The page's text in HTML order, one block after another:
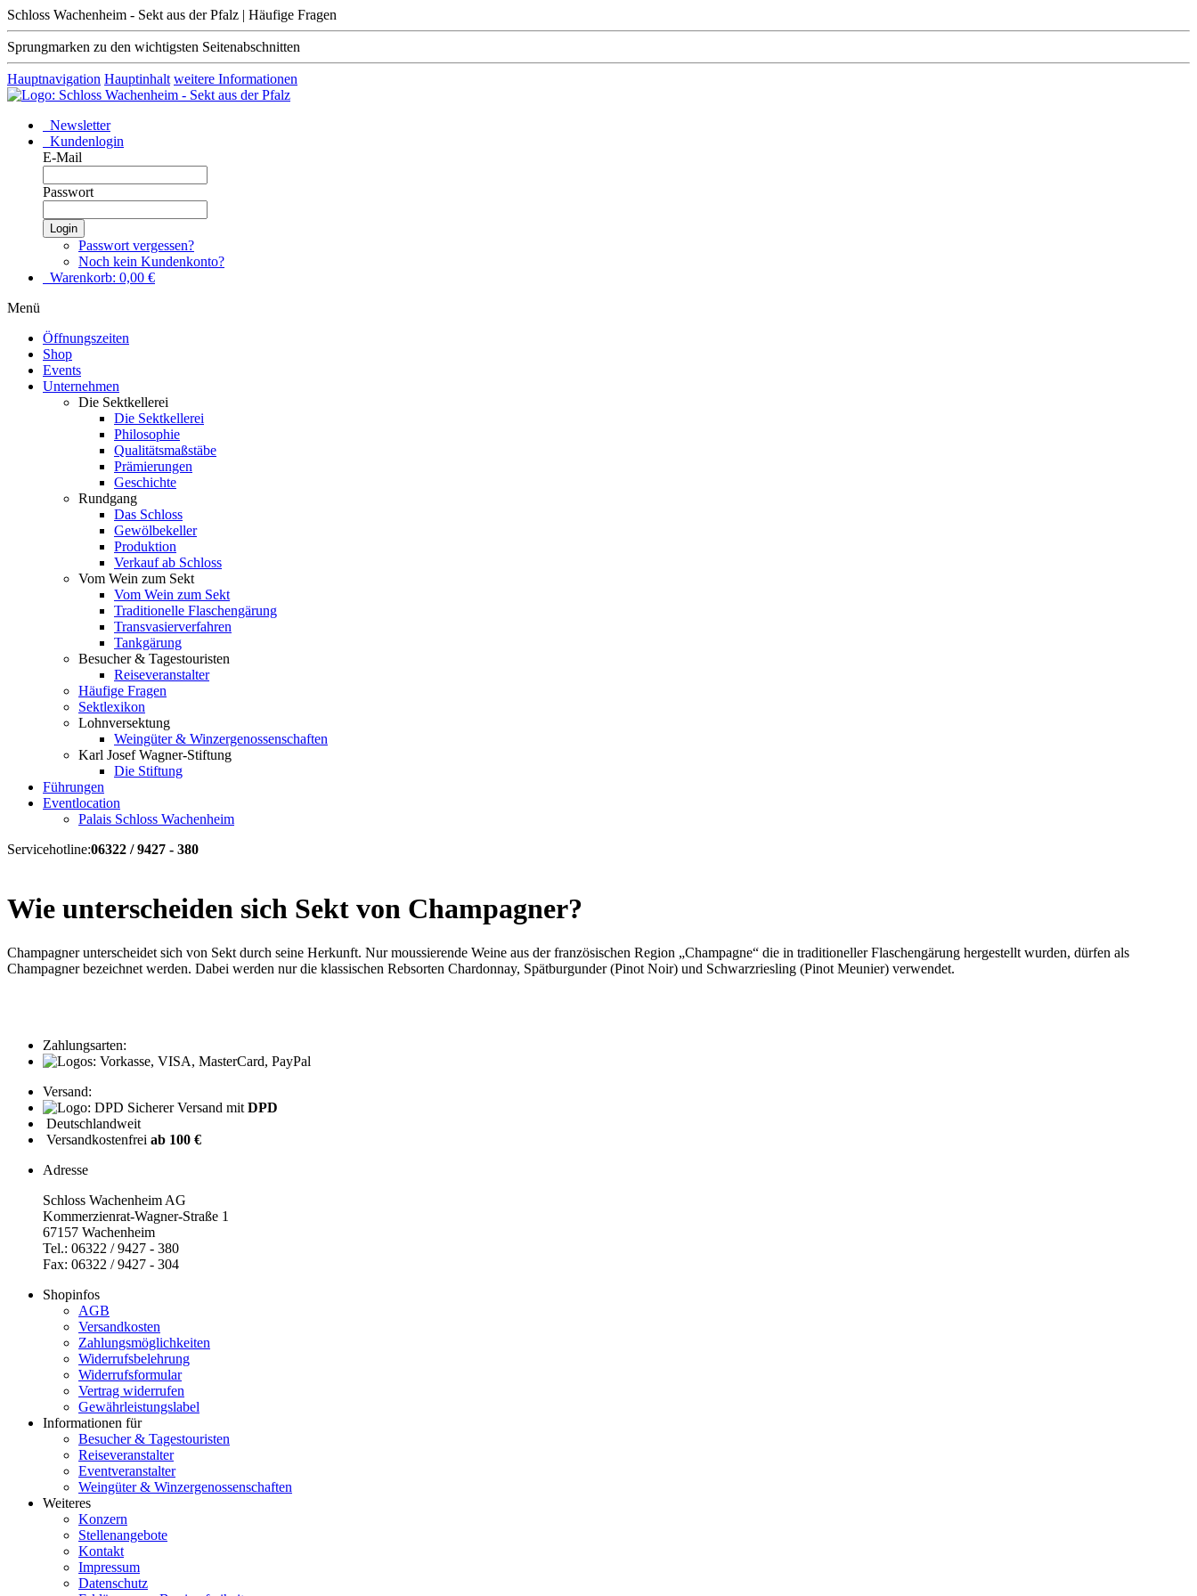
Schloss Wachenheim - Sekt aus der Pfalz | Häufige Fragen
Sprungmarken zu den wichtigsten Seitenabschnitten
Hauptnavigation Hauptinhalt weitere Informationen
Newsletter
Kundenlogin
E-Mail
Passwort
Login
Passwort vergessen?
Noch kein Kundenkonto?
Warenkorb: 0,00 €
Menü
Öffnungszeiten
Shop
Events
Unternehmen
Die Sektkellerei
Die Sektkellerei
Philosophie
Qualitätsmaßstäbe
Prämierungen
Geschichte
Rundgang
Das Schloss
Gewölbekeller
Produktion
Verkauf ab Schloss
Vom Wein zum Sekt
Vom Wein zum Sekt
Traditionelle Flaschengärung
Transvasierverfahren
Tankgärung
Besucher & Tagestouristen
Reiseveranstalter
Häufige Fragen
Sektlexikon
Lohnversektung
Weingüter & Winzergenossenschaften
Karl Josef Wagner-Stiftung
Die Stiftung
Führungen
Eventlocation
Palais Schloss Wachenheim
Servicehotline:06322 / 9427 - 380
Wie unterscheiden sich Sekt von Champagner?
Champagner unterscheidet sich von Sekt durch seine Herkunft. Nur moussierende Weine aus der französischen Region „Champagne“ die in traditioneller Flaschengärung hergestellt wurden, dürfen als
Champagner bezeichnet werden. Dabei werden nur die klassischen Rebsorten Chardonnay, Spätburgunder (Pinot Noir) und Schwarzriesling (Pinot Meunier) verwendet.
Zahlungsarten:
Versand:
Sicherer Versand mit DPD
Deutschlandweit
Versandkostenfrei ab 100 €
Adresse
Schloss Wachenheim AG
Kommerzienrat-Wagner-Straße 1
67157 Wachenheim
Tel.: 06322 / 9427 - 380
Fax: 06322 / 9427 - 304
Shopinfos
AGB
Versandkosten
Zahlungsmöglichkeiten
Widerrufsbelehrung
Widerrufsformular
Vertrag widerrufen
Gewährleistungslabel
Informationen für
Besucher & Tagestouristen
Reiseveranstalter
Eventveranstalter
Weingüter & Winzergenossenschaften
Weiteres
Konzern
Stellenangebote
Kontakt
Impressum
Datenschutz